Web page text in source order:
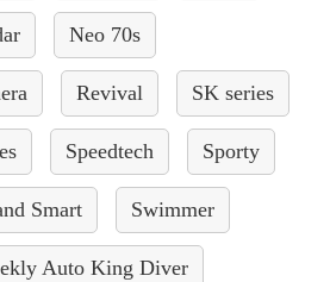
Neo 70s
Revival SK series
Speedtech Sporty
Smart Swimmer
Auto King Diver